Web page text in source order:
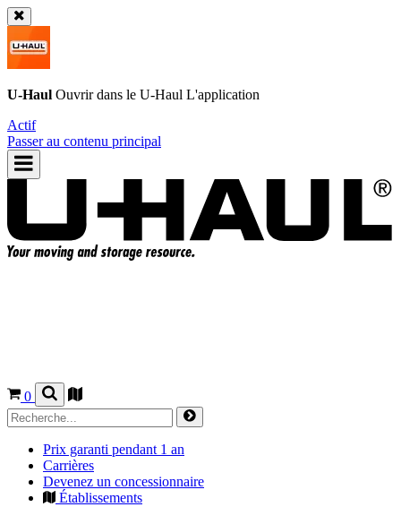
U-Haul Ouvrir dans le U-Haul L'application
Actif
Passer au contenu principal
0
Prix garanti pendant 1 an
Carrières
Devenez un concessionnaire
Établissements